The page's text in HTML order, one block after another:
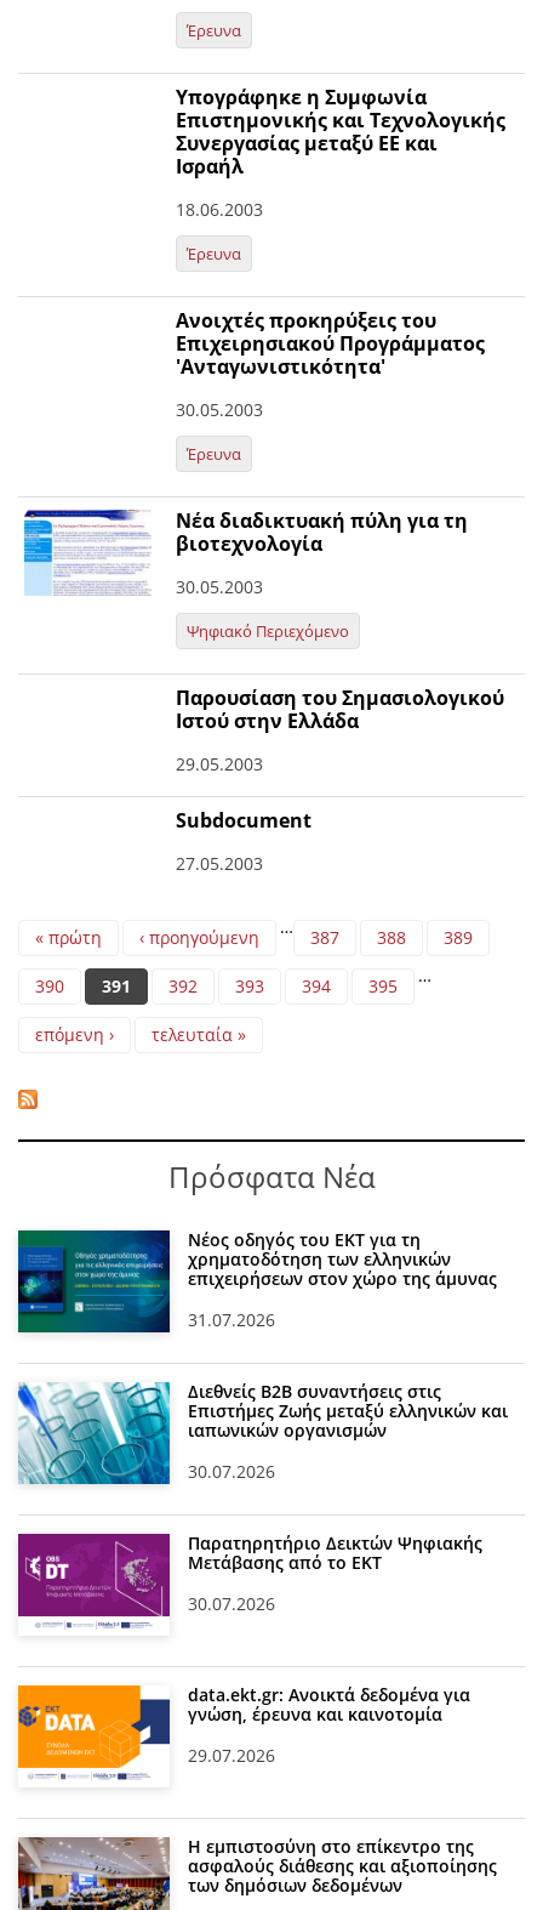
Έρευνα
Υπογράφηκε η Συμφωνία
Επιστημονικής και Τεχνολογικής
Συνεργασίας μεταξύ ΕΕ και
Ισραήλ
18.06.2003
Έρευνα
Ανοιχτές προκηρύξεις του
Επιχειρησιακού Προγράμματος
'Ανταγωνιστικότητα'
30.05.2003
Έρευνα
Νέα διαδικτυακή πύλη για τη
βιοτεχνολογία
30.05.2003
Ψηφιακό Περιεχόμενο
Παρουσίαση του Σημασιολογικού
Ιστού στην Ελλάδα
29.05.2003
Subdocument
27.05.2003
Pages
« πρώτη ‹ προηγούμενη … 387 388 389
390 391 392 393 394 395 …
επόμενη › τελευταία »
Πρόσφατα Νέα
Νέος οδηγός του ΕΚΤ για τη
χρηματοδότηση των ελληνικών
επιχειρήσεων στον χώρο της άμυνας
31.07.2026
Διεθνείς Β2Β συναντήσεις στις
Επιστήμες Ζωής μεταξύ ελληνικών και
ιαπωνικών οργανισμών
30.07.2026
Παρατηρητήριο Δεικτών Ψηφιακής
Μετάβασης από το ΕΚΤ
30.07.2026
data.ekt.gr: Ανοικτά δεδομένα για
γνώση, έρευνα και καινοτομία
29.07.2026
Η εμπιστοσύνη στο επίκεντρο της
ασφαλούς διάθεσης και αξιοποίησης
των δημόσιων δεδομένων